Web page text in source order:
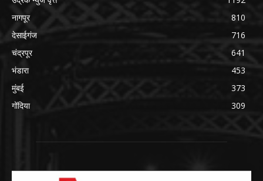
नागपूर
810
देसाईगंज
716
चंद्रपूर
641
भंडारा
453
मुंबई
373
गोंदिया
309